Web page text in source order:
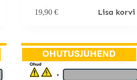
19,90€ Lisa korvi